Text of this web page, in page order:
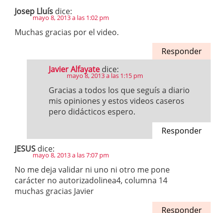
Josep Lluís dice:
mayo 8, 2013 a las 1:02 pm
Muchas gracias por el video.
Responder
Javier Alfayate dice:
mayo 8, 2013 a las 1:15 pm
Gracias a todos los que seguís a diario
mis opiniones y estos videos caseros
pero didácticos espero.
Responder
JESUS dice:
mayo 8, 2013 a las 7:07 pm
No me deja validar ni uno ni otro me pone
carácter no autorizadolinea4, columna 14
muchas gracias Javier
Responder